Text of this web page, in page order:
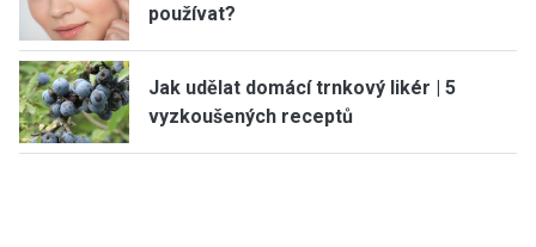
používat?
Jak udělat domácí trnkový likér | 5
vyzkoušených receptů